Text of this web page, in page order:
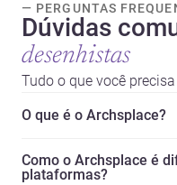
— PERGUNTAS
Dúvidas
desenhistas
Tudo o que você
O que é o Archsplace?
Como o Archsplace é
plataformas?